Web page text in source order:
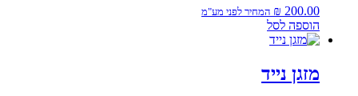
₪ 200.00 המחיר לפני מע"מ
הוספה לסל
מזגן נייד